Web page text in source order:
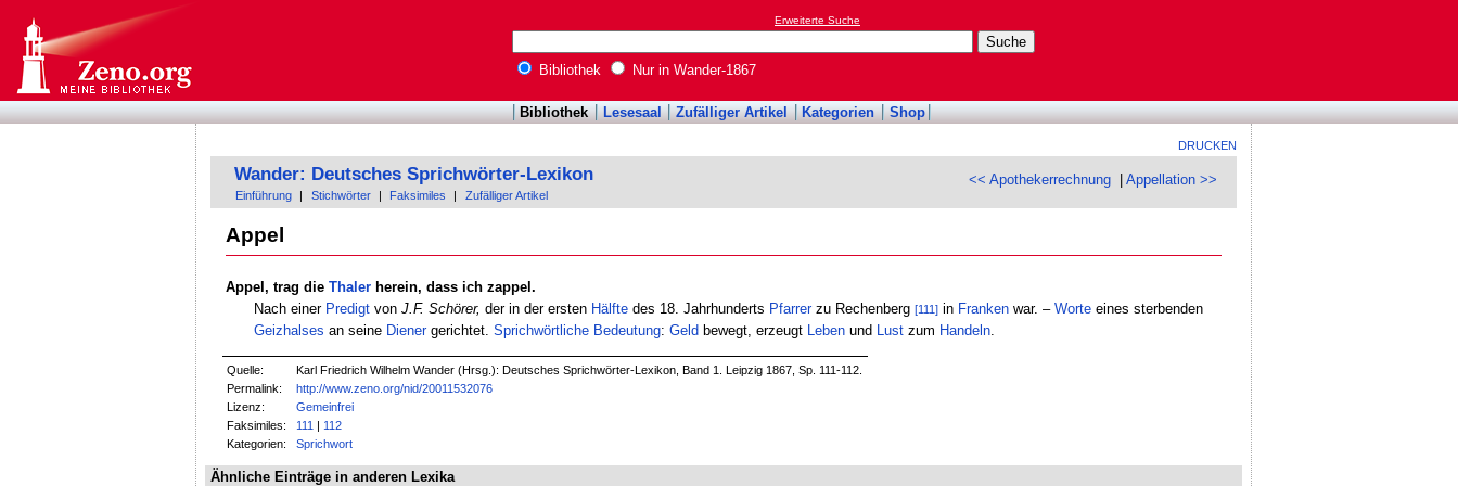
Erweiterte Suche
Bibliothek Nur in Wander-1867
Bibliothek Lesesaal Zufälliger Artikel Kategorien Shop
DRUCKEN
<< Apothekerrechnung |Appellation >>
Wander: Deutsches Sprichwörter-Lexikon
Einführung Stichwörter Faksimiles Zufälliger Artikel
Appel
Appel, trag die Thalerherein, dass ich zappel.
Nach einer Predigt vonJ.F. Schörer, der in der ersten Hälfte des 18. Jahrhunderts Pfarrerzu Rechenberg[111] in Franken war. –Worte eines sterbenden
Geizhalses an seine Dienergerichtet.Sprichwörtliche Bedeutung:Geld bewegt, erzeugt Leben und Lust zum Handeln
Quelle:
Karl Friedrich Wilhelm Wander (Hrsg.): Deutsches Sprichwörter-Lexikon, Band 1. Leipzig 1867, Sp. 111-112.
Permalink:
http://www.zeno.org/nid/20011532076
Lizenz:
Gemeinfrei
Faksimiles:
111 |112
Kategorien:
Sprichwort
Ähnliche Einträge in anderen Lexika